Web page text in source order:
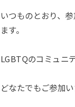
いつものとおり、
ます。
LGBTQのコミュニ
どなたでもご参加い